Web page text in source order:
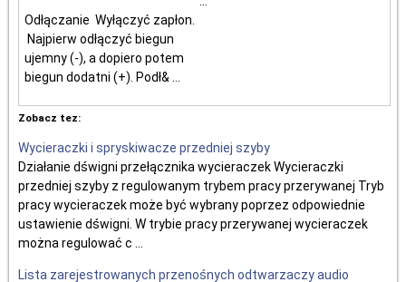
Odłączanie Wyłączyć zapłon.
Najpierw odłączyć biegun
ujemny (-), a dopiero potem
biegun dodatni (+). Podł& ...
Zobacz tez:
Wycieraczki i spryskiwacze przedniej szyby
Działanie dświgni przełącznika wycieraczek Wycieraczki
przedniej szyby z regulowanym trybem pracy przerywanej Tryb
pracy wycieraczek może być wybrany poprzez odpowiednie
ustawienie dświgni. W trybie pracy przerywanej wycieraczek
można regulować c ...
Lista zarejestrowanych przenośnych odtwarzaczy audio